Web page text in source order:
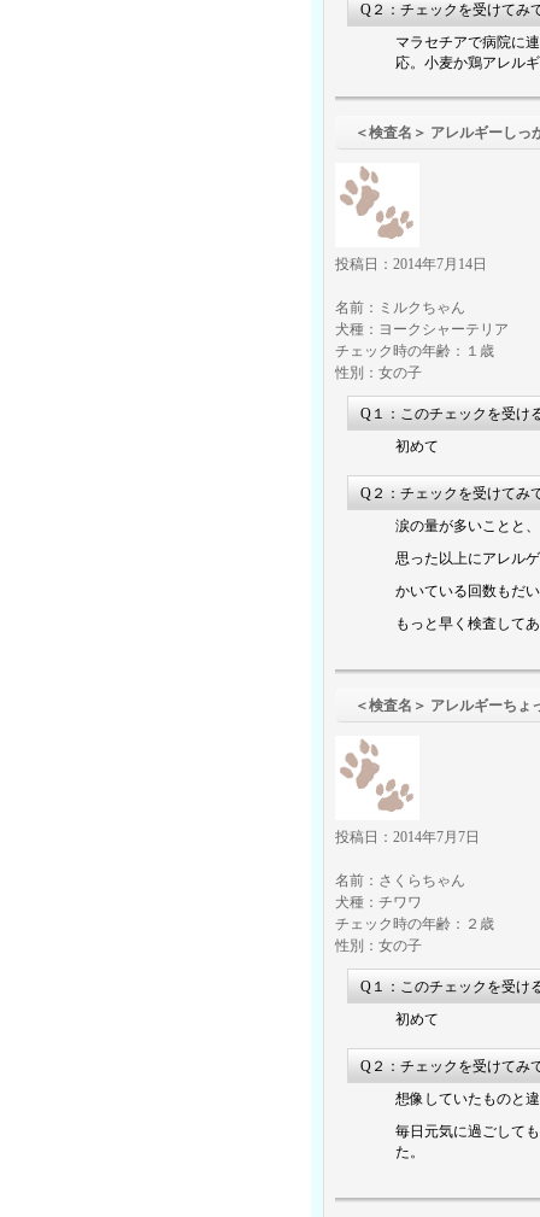
Q２：チェックを受けてみ
マラセチアで病院に
応。小麦か鶏アレル
＜検査名＞ アレルギーしっ
投稿日：2014年7月14日
名前：ミルクちゃん
犬種：ヨークシャーテリア
チェック時の年齢：１歳
性別：女の子
Q１：このチェックを受け
初めて
Q２：チェックを受けてみ
涙の量が多いことと
思った以上にアレル
かいている回数もだ
もっと早く検査して
＜検査名＞ アレルギーち
投稿日：2014年7月7日
名前：さくらちゃん
犬種：チワワ
チェック時の年齢：２歳
性別：女の子
Q１：このチェックを受け
初めて
Q２：チェックを受けてみ
想像していたものと
毎日元気に過ごして
た。